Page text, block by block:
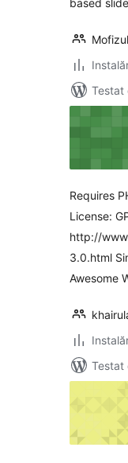
based
Testat
Requires
License:
http://
3.0.html
Awesome
Testat